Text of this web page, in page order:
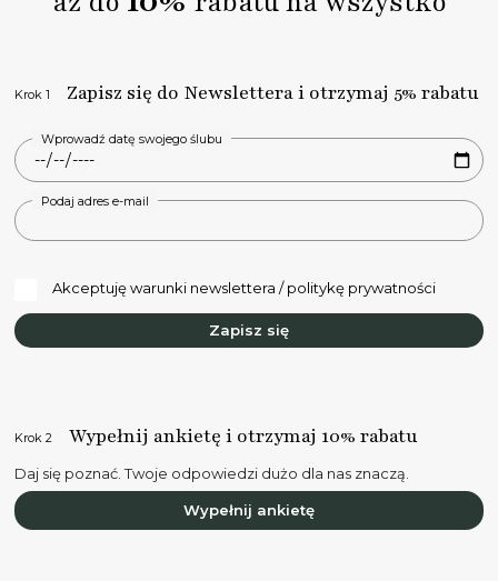
Krok 1 Zapisz się do Newslettera i otrzymaj 5% rabatu
Wprowadź datę swojego ślubu
Podaj adres e-mail
Akceptuję warunki newslettera / politykę prywatności
Zapisz się
Krok 2 Wypełnij ankietę i otrzymaj 10% rabatu
Daj się poznać. Twoje odpowiedzi dużo dla nas znaczą.
Wypełnij ankietę